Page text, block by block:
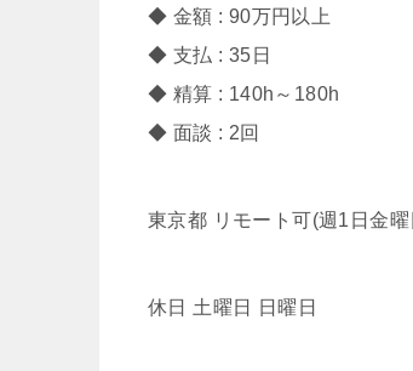
◆ 金額 : 90万円以上
◆ 支払 : 35日
◆ 精算 : 140h～180h
◆ 面談 : 2回
東京都 リモート可(週1日金
休日 土曜日 日曜日